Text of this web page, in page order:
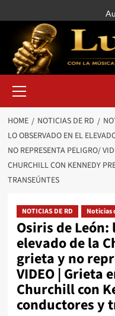
HOME NOTICIAS DE RD
LO OBSERVADO EN EL
NO REPRESENTA PELIGRO/
CHURCHILL CON KENNEDY
TRANSEÚNTES
NOTICIAS DE RD Noticias
Osiris de
elevado de la
grieta y no
VIDEO | Grieta
Churchill con
conductores y